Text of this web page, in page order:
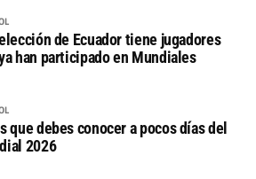
de Ecuador tiene jugadores
han participado en Mundiales
que debes conocer a pocos días del
2026